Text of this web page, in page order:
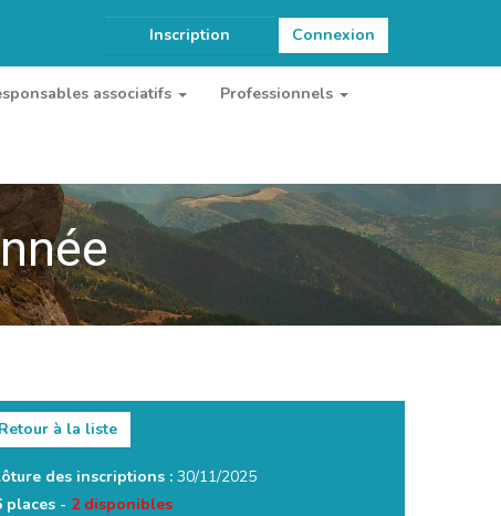
Inscription Connexion
associatifs Professionnels
Retour à la liste
des inscriptions : 30/11/2025
places - 2 disponibles